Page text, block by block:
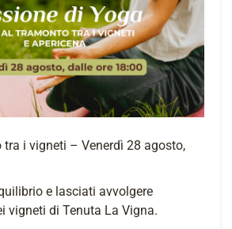
i vigneti – Venerdì 28 agosto,
e lasciati avvolgere
vigneti di Tenuta La Vigna.